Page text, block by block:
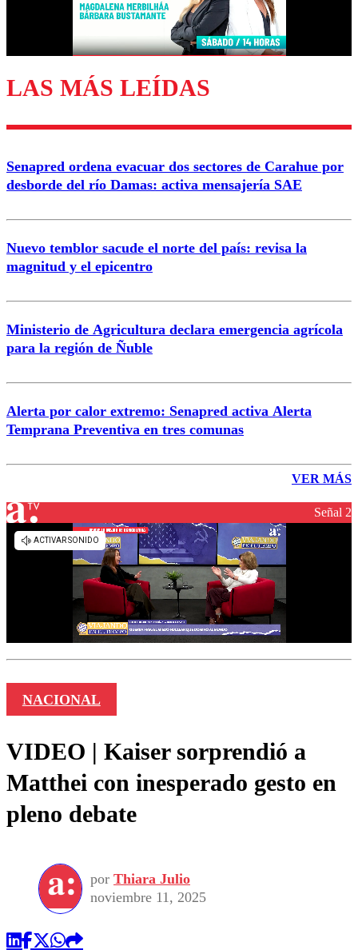
Enviar comentario
LAS MÁS LEÍDAS
Senapred ordena evacuar dos sectores de Carahue por
desborde del río Damas: activa mensajería SAE
Nuevo temblor sacude el norte del país: revisa la
magnitud y el epicentro
Ministerio de Agricultura declara emergencia agrícola
para la región de Ñuble
Alerta por calor extremo: Senapred activa Alerta
Temprana Preventiva en tres comunas
VER MÁS
Señal 2
NACIONAL
VIDEO | Kaiser sorprendió a
Matthei con inesperado gesto en
pleno debate
por Thiara Julio
noviembre 11, 2025